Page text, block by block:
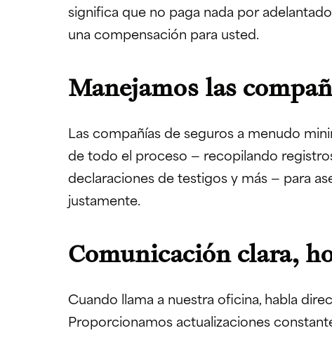
significa que no paga nada por
una compensación para usted.
Manejamos las
Las compañías de seguros a menudo
de todo el proceso — recopilando
declaraciones de testigos y más — para
justamente.
Comunicación clara,
Cuando llama a nuestra oficina, habla
Proporcionamos actualizaciones